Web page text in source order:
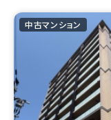
中古マンション